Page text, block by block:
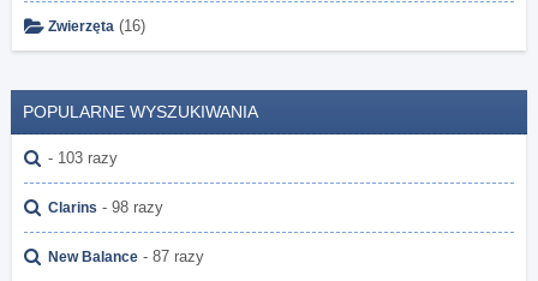
Zwierzęta (16)
POPULARNE WYSZUKIWANIA
- 103 razy
Clarins - 98 razy
New Balance - 87 razy